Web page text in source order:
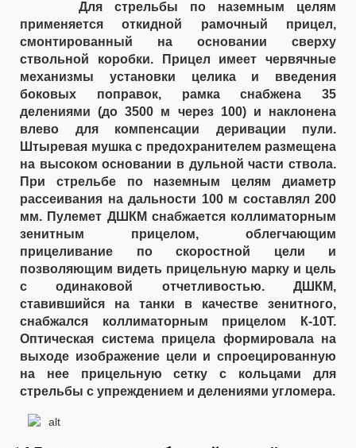
Для стрельбы по наземным целям
применяется откидной рамочный прицел,
смонтированный на основании сверху
ствольной коробки. Прицел имеет червячные
механизмы установки целика и введения
боковых поправок, рамка снабжена 35
делениями (до 3500 м через 100) и наклонена
влево для компенсации деривации пули.
Штыревая мушка с предохранителем размещена
на высоком основании в дульной части ствола.
При стрельбе по наземным целям диаметр
рассеивания на дальности 100 м составлял 200
мм. Пулемет ДШКМ снабжается коллиматорным
зенитным прицелом, облегчающим
прицеливание по скоростной цели и
позволяющим видеть прицельную марку и цель
с одинаковой отчетливостью. ДШКМ,
ставившийся на танки в качестве зенитного,
снабжался коллиматорным прицелом К-10Т.
Оптическая система прицела формировала на
выходе изображение цели и спроецированную
на нее прицельную сетку с кольцами для
стрельбы с упреждением и делениями угломера.